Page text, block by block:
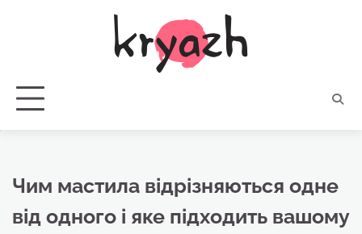
Чим мастила відрізняються одне
від одного і яке підходить вашому